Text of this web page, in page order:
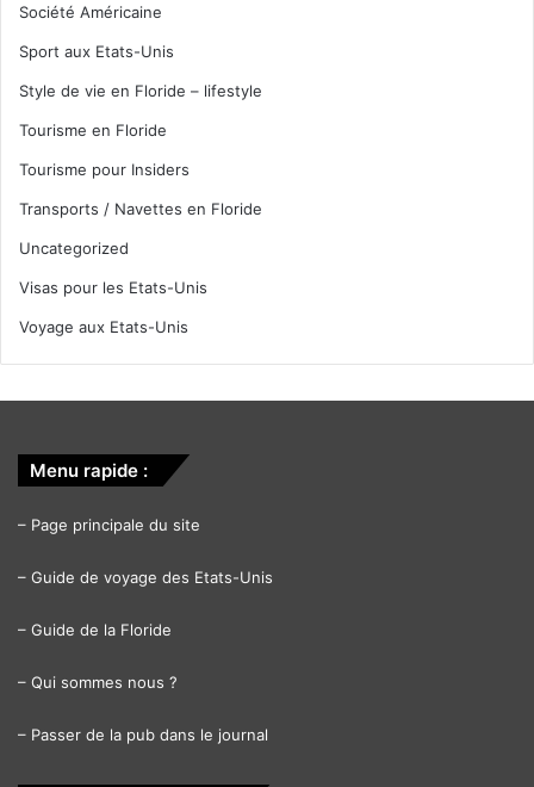
Société Américaine
Sport aux Etats-Unis
Style de vie en Floride – lifestyle
Tourisme en Floride
Tourisme pour Insiders
Transports / Navettes en Floride
Uncategorized
Visas pour les Etats-Unis
Voyage aux Etats-Unis
Menu rapide :
– Page principale du site
– Guide de voyage des Etats-Unis
– Guide de la Floride
– Qui sommes nous ?
– Passer de la pub dans le journal